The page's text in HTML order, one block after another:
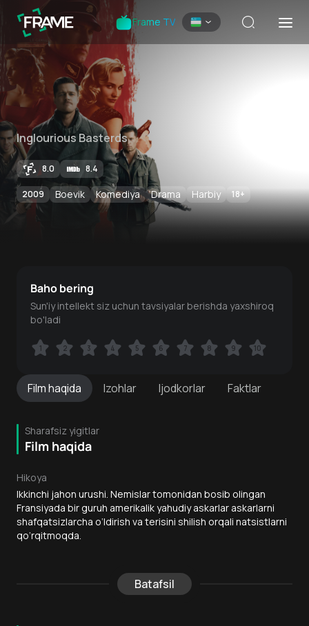
Frame TV
Inglourious Basterds
8.0 8.4
2009 Boevik Komediya Drama Harbiy 18+
Filmhaqida Izohlar Ijodkorlar Faktlar
Sharafsiz yigitlar
Film haqida
Hikoya
Ikkinchi jahon urushi. Nemislar tomonidan bosib olingan
Fransiyada bir guruh amerikalik yahudiy askarlar askarlarni
shafqatsizlarcha o‘ldirish va terisini shilish orqali natsistlarni
qo‘rqitmoqda.
Batafsil
Baho bering
Sun'iy intellekt siz uchun tavsiyalar berishda yaxshiroq
bo'ladi
1 2 3 4 5 6 7 8 9 10
1 2 3 4 5 6 7 8 9 10